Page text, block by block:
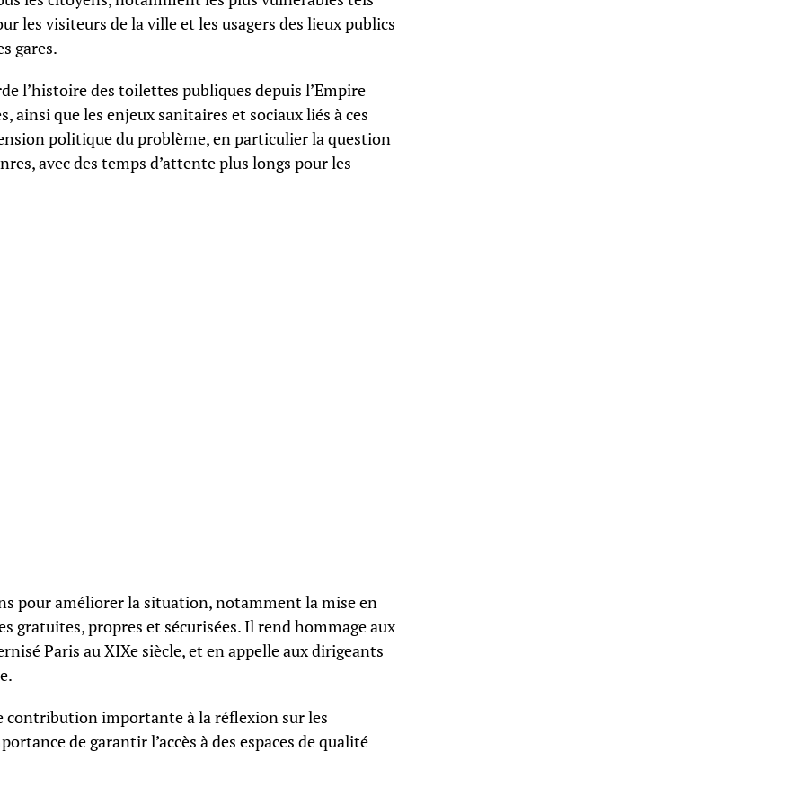
les visiteurs de la ville et les usagers des lieux publics
gares.
l’histoire des toilettes publiques depuis l’Empire
ainsi que les enjeux sanitaires et sociaux liés à ces
politique du problème, en particulier la question
avec des temps d’attente plus longs pour les
pour améliorer la situation, notamment la mise en
gratuites, propres et sécurisées. Il rend hommage aux
Paris au XIXe siècle, et en appelle aux dirigeants
contribution importante à la réflexion sur les
de garantir l’accès à des espaces de qualité